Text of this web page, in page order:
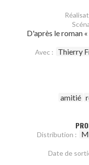
D'après le roman
Avec : Thierry
amitié
Distribution :
Date de